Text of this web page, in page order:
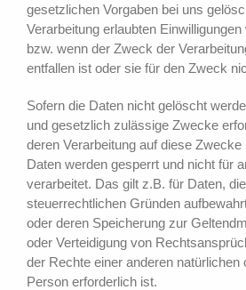
gesetzlichen Vorgaben bei uns
Verarbeitung erlaubten
bzw. wenn der Zweck der
entfallen ist oder sie für den Zweck
Sofern die Daten nicht gelöscht
und gesetzlich zulässige Zwecke
deren Verarbeitung auf diese
Daten werden gesperrt und nicht für
verarbeitet. Das gilt z.B. für Daten,
steuerrechtlichen Gründen
oder deren Speicherung zur
oder Verteidigung von
der Rechte einer anderen natürlichen
Person erforderlich ist.